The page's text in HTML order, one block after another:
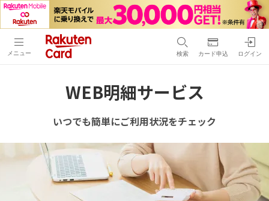
メニュー 検索 カード申込 ログイン
WEB明細サービス
いつでも簡単にご利用状況をチェック